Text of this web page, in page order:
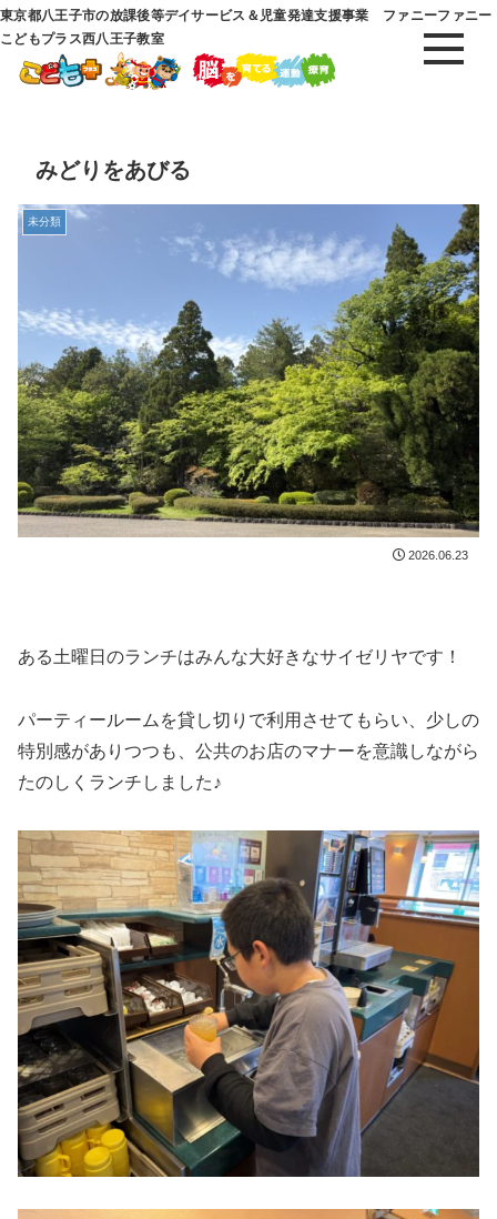
東京都八王子市の放課後等デイサービス＆児童発達支援事業 ファニーファニー
こどもプラス西八王子教室
みどりをあびる
未分類
2026.06.23
ある土曜日のランチはみんな大好きなサイゼリヤです！
パーティールームを貸し切りで利用させてもらい、少しの
特別感がありつつも、公共のお店のマナーを意識しながら
たのしくランチしました♪